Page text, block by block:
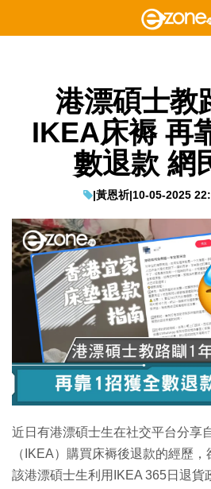
港漂碩士教
IKEA床褥 再
數退款 網
|黃恩祈|10-05-2025
近日有港漂碩士生在社交平台分享
（IKEA）購買床褥後退款的經歷，
該港漂碩士生利用IKEA 365日退貨